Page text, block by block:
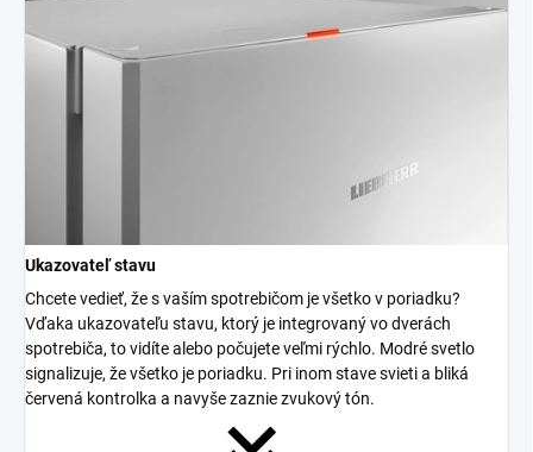
Ukazovateľ stavu
Chcete vedieť, že s vaším spotrebičom je všetko v poriadku?
Vďaka ukazovateľu stavu, ktorý je integrovaný vo dverách
spotrebiča, to vidíte alebo počujete veľmi rýchlo. Modré svetlo
signalizuje, že všetko je poriadku. Pri inom stave svieti a bliká
červená kontrolka a navyše zaznie zvukový tón.